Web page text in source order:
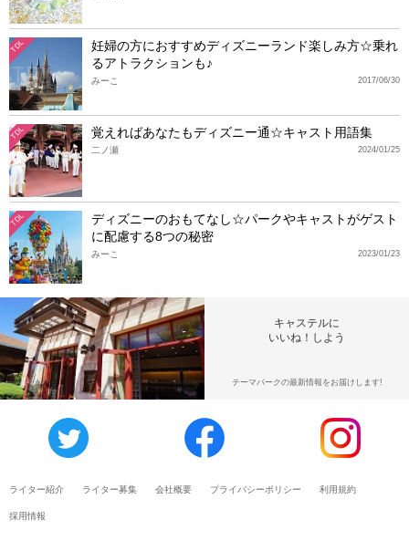
TDL
妊婦の方におすすめディズニーランド楽しみ方☆乗れ
るアトラクションも♪
2017/06/30
みーこ
TDL 覚えればあなたもディズニー通☆キャスト用語集
2024/01/25
二ノ瀬
TDL
ディズニーのおもてなし☆パークやキャストがゲスト
に配慮する8つの秘密
2023/01/23
みーこ
キャステルに
いいね！しよう
テーマパークの最新情報をお届けします!
ライター紹介 ライター募集 会社概要 プライバシーポリシー 利用規約
採用情報